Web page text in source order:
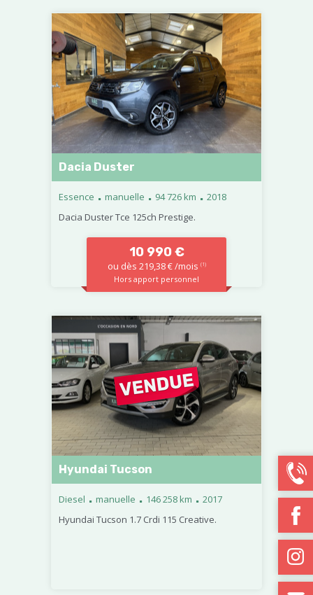
Dacia Duster
Essence . manuelle . 94 726 km . 2018
Dacia Duster Tce 125ch Prestige.
10 990 €
ou dès 219,38 € /mois (1)
Hors apport personnel
Hyundai Tucson
Diesel . manuelle . 146 258 km . 2017
Hyundai Tucson 1.7 Crdi 115 Creative.